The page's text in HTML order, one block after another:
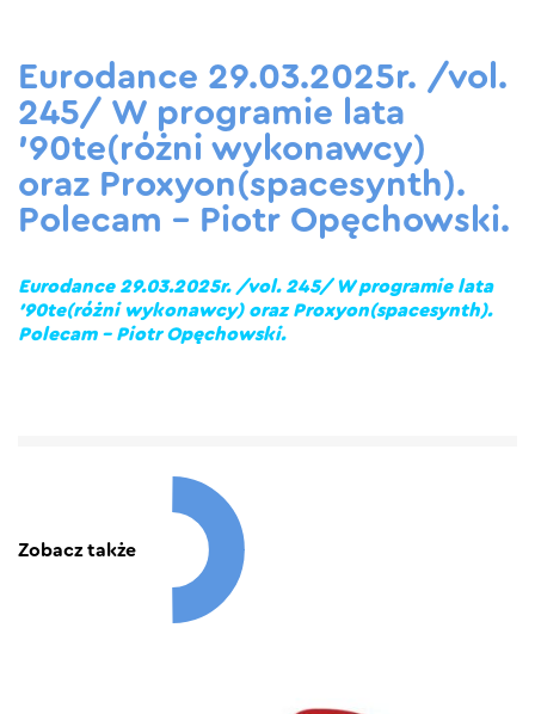
Eurodance 29.03.2025r. /vol.
245/ W programie lata
’90te(różni wykonawcy)
oraz Proxyon(spacesynth).
Polecam – Piotr Opęchowski.
Eurodance 29.03.2025r. /vol. 245/ W programie lata
’90te(różni wykonawcy) oraz Proxyon(spacesynth).
Polecam – Piotr Opęchowski.
Zobacz także